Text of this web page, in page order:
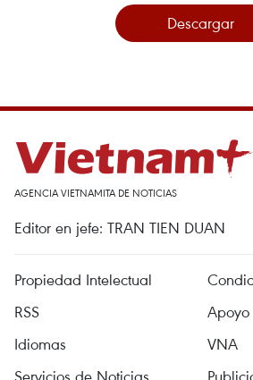
Descargar
AGENCIA VIETNAMITA DE NOTICIAS
Editor en jefe: TRAN TIEN DUAN
Propiedad Intelectual
RSS
Apoyo
Idiomas
VNA